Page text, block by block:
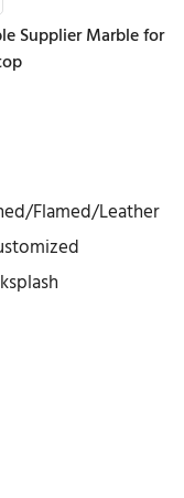
Supplier Marble for
Flamed/Leather